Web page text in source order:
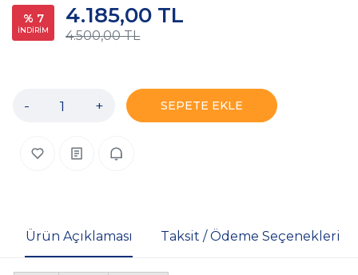
% 7
İNDİRİM 4.500,00 TL
4.185,00 TL
- + SEPETE EKLE
Ürün Açıklaması Taksit / Ödeme Seçenekleri